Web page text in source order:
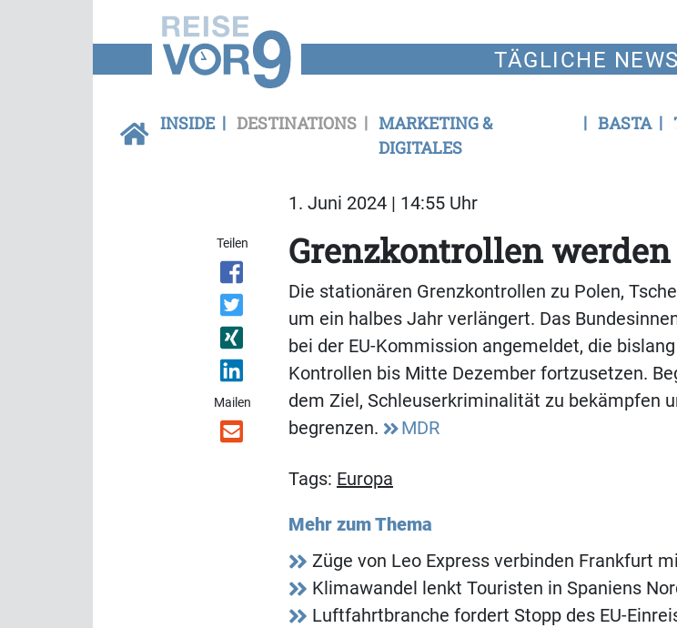
TÄGLICHE
INSIDE DESTINATIONS
MARKETING &
DIGITALES
BASTA
1. Juni 2024 | 14:55 Uhr
Teilen
Mailen
Grenzkontrollen
Die stationären Grenzkontrollen zu Polen,
um ein halbes Jahr verlängert. Das
bei der EU-Kommission angemeldet, die
Kontrollen bis Mitte Dezember fortzusetzen.
dem Ziel, Schleuserkriminalität zu bekämpfen
begrenzen.
MDR
Tags: Europa
Mehr zum Thema
Züge von Leo Express verbinden Frankfurt
Klimawandel lenkt Touristen in Spaniens
Luftfahrtbranche fordert Stopp des EU-